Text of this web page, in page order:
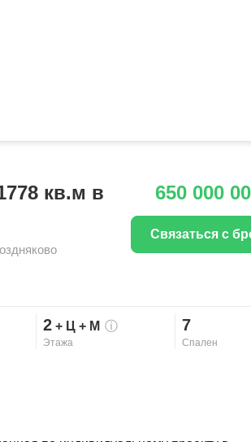
кв.м в
2+ Ц+ М ⓘ
Этажа
7
Спален
650 000
Связаться с